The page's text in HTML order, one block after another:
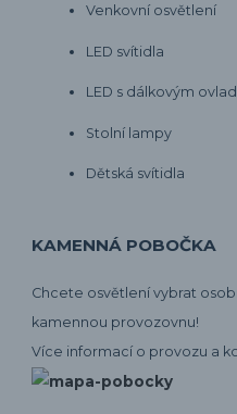
Venkovní osvětlení
LED svítidla
LED s dálkovým
Stolní lampy
Dětská svítidla
KAMENNÁ POBOČKA
Chcete osvětlení vybrat
kamennou provozovnu!
Více informací o provozu a